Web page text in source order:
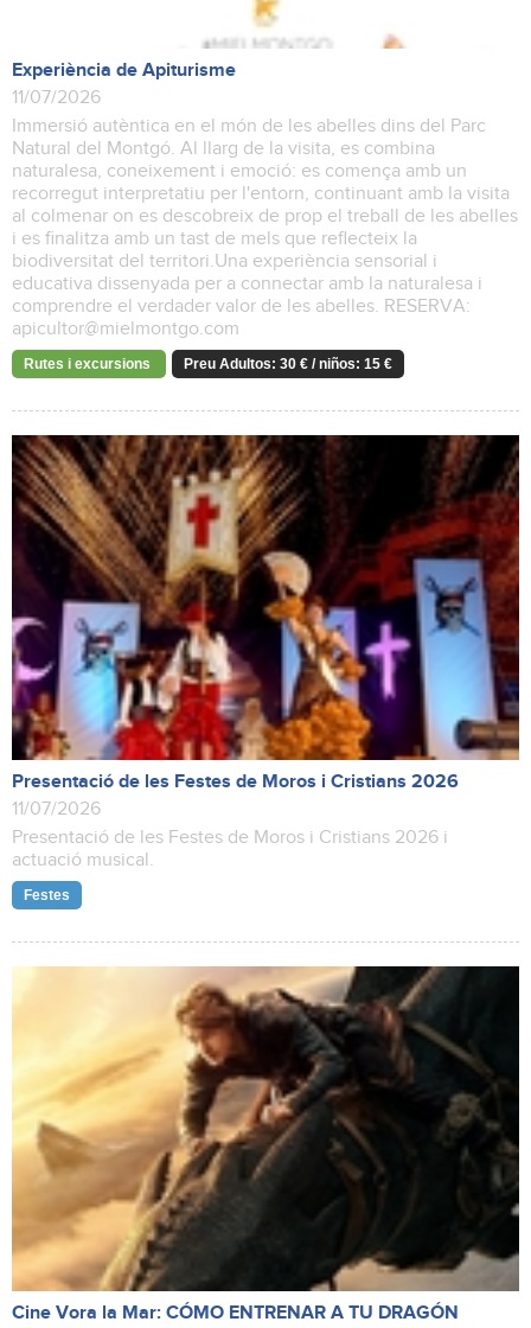
Experiència de Apiturisme
11/07/2026
Immersió autèntica en el món de les abelles dins del Parc
Natural del Montgó. Al llarg de la visita, es combina
naturalesa, coneixement i emoció: es comença amb un
recorregut interpretatiu per l'entorn, continuant amb la visita
al colmenar on es descobreix de prop el treball de les abelles
i es finalitza amb un tast de mels que reflecteix la
biodiversitat del territori.Una experiència sensorial i
educativa dissenyada per a connectar amb la naturalesa i
comprendre el verdader valor de les abelles. RESERVA:
apicultor@mielmontgo.com
Rutes i excursions Preu Adultos: 30 € / niños: 15 €
Presentació de les Festes de Moros i Cristians 2026
11/07/2026
Presentació de les Festes de Moros i Cristians 2026 i
actuació musical.
Festes
Cine Vora la Mar: CÓMO ENTRENAR A TU DRAGÓN